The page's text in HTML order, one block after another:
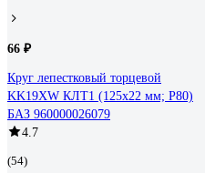
66 ₽
Круг лепестковый торцевой
KK19XW КЛТ1 (125х22 мм; P80)
БАЗ 960000026079
4.7
(54)